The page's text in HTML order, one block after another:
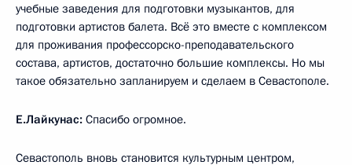
учебные заведения для подготовки музыкантов, для
подготовки артистов балета. Всё это вместе с комплексом
для проживания профессорско-преподавательского
состава, артистов, достаточно большие комплексы. Но мы
такое обязательно запланируем и сделаем в Севастополе.
Е.Лайкунас: Спасибо огромное.
Севастополь вновь становится культурным центром,